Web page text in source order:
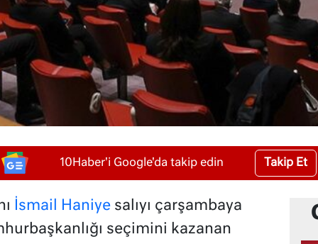
10Haber'i Google'da takip edin Takip Et
İsmail Haniyesalıyı çarşambaya
seçimini kazanan